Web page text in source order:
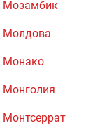
Мозамбик
Молдова
Монако
Монголия
Монтсеррат